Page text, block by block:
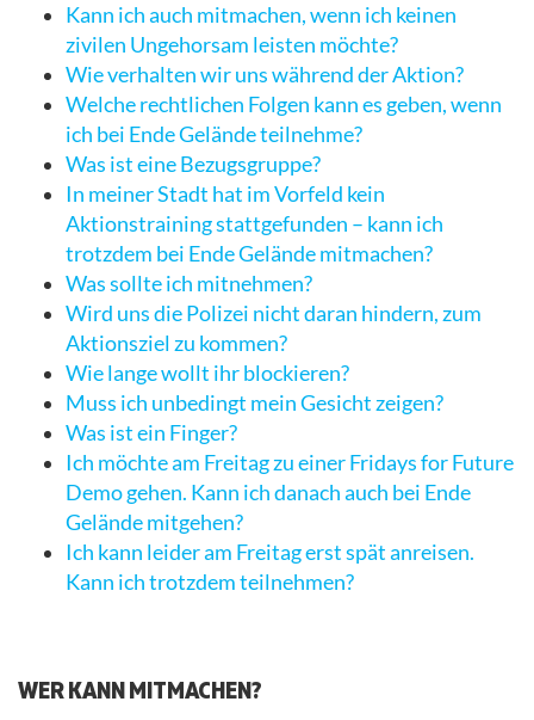
Kann ich auch mitmachen, wenn ich keinen
zivilen Ungehorsam leisten möchte?
Wie verhalten wir uns während der Aktion?
Welche rechtlichen Folgen kann es geben, wenn
ich bei Ende Gelände teilnehme?
Was ist eine Bezugsgruppe?
In meiner Stadt hat im Vorfeld kein
Aktionstraining stattgefunden – kann ich
trotzdem bei Ende Gelände mitmachen?
Was sollte ich mitnehmen?
Wird uns die Polizei nicht daran hindern, zum
Aktionsziel zu kommen?
Wie lange wollt ihr blockieren?
Muss ich unbedingt mein Gesicht zeigen?
Was ist ein Finger?
Ich möchte am Freitag zu einer Fridays for Future
Demo gehen. Kann ich danach auch bei Ende
Gelände mitgehen?
Ich kann leider am Freitag erst spät anreisen.
Kann ich trotzdem teilnehmen?
WER KANN MITMACHEN?